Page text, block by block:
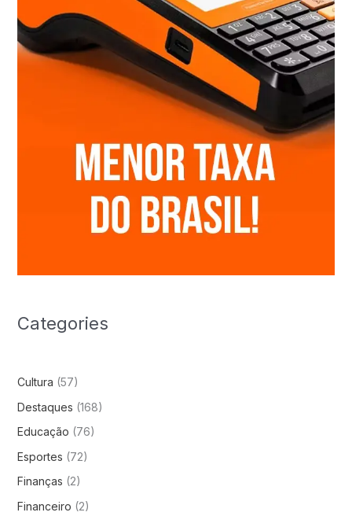
Categories
Cultura (57)
Destaques (168)
Educação (76)
Esportes (72)
Finanças (2)
Financeiro (2)